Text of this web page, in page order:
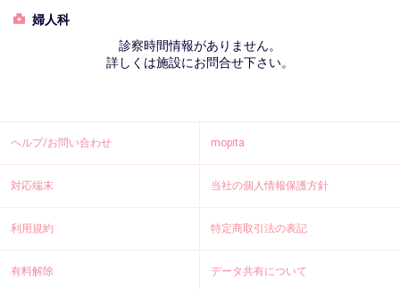
婦人科
診察時間情報がありません。
詳しくは施設にお問合せ下さい。
ヘルプ/お問い合わせ mopita
対応端末 当社の個人情報保護方針
利用規約 特定商取引法の表記
有料解除 データ共有について